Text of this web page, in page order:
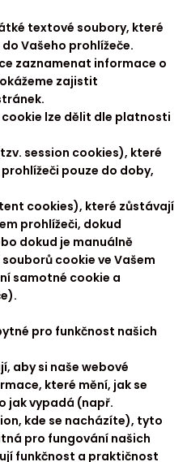
textové soubory, které
Vašeho prohlížeče.
zaznamenat informace o
zajistit
lze dělit dle platnosti
session cookies), které
pouze do doby,
cookies), které zůstávají
prohlížeči, dokud
dokud je manuálně
cookie ve Vašem
samotné cookie a
pro funkčnost našich
aby si naše webové
které mění, jak se
jak vypadá (např.
kde se nacházíte), tyto
pro fungování našich
funkčnost a praktičnost